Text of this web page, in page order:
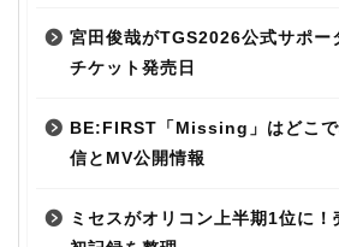
宮田俊哉がTGS2026公式サポー
チケット発売日
BE:FIRST「Missing」はどこ
信とMV公開情報
ミセスがオリコン上半期1位に